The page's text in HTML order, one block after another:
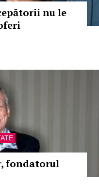
nu le
fondatorul